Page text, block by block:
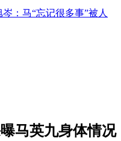
：马“忘记很多事”被人
马英九身体情况